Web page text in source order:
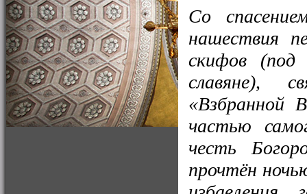
Со
нашествия
скифов (под
славяне),
«Взбранной
частью
честь
прочтён